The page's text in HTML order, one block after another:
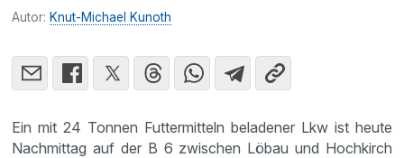
Autor: Knut-Michael Kunoth
Ein mit 24 Tonnen Futtermitteln beladener Lkw ist heute
Nachmittag auf der B 6 zwischen Löbau und Hochkirch